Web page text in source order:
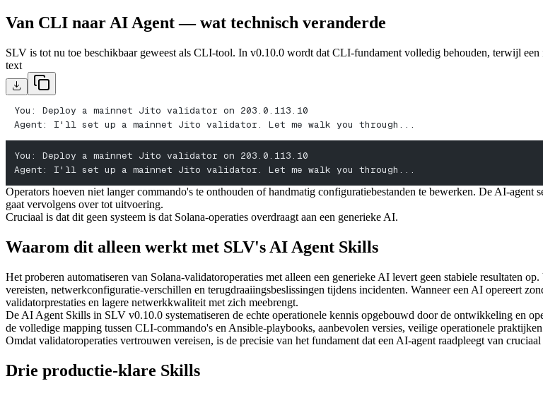
Van CLI naar AI Agent — wat technisch veranderde
SLV is tot nu toe beschikbaar geweest als CLI-tool. In v0.10.0 wordt dat CLI-fundament volledig behouden, terwijl een
text
You: Deploy a mainnet Jito validator on 203.0.113.10
Agent: I'll set up a mainnet Jito validator. Let me walk you through...
You: Deploy a mainnet Jito validator on 203.0.113.10
Agent: I'll set up a mainnet Jito validator. Let me walk you through...
Operators hoeven niet langer commando's te onthouden of handmatig configuratiebestanden te bewerken. De AI-
gaat vervolgens over tot uitvoering.
Cruciaal is dat dit geen systeem is dat Solana-operaties overdraagt aan een generieke AI.
Waarom dit alleen werkt met SLV's AI Agent Skills
Het proberen automatiseren van Solana-validatoroperaties met alleen een generieke AI levert geen stabiele resultaten
vereisten, netwerkconfiguratie-verschillen en terugdraaiingsbeslissingen tijdens incidenten. Wanneer een AI opereert
validatorprestaties en lagere netwerkkwaliteit met zich meebrengt.
De AI Agent Skills in SLV v0.10.0 systematiseren de echte operationele kennis opgebouwd door de ontwikkeling en
de volledige mapping tussen CLI-commando's en Ansible-playbooks, aanbevolen versies, veilige operationele
Omdat validatoroperaties vertrouwen vereisen, is de precisie van het fundament dat een AI-agent raadpleegt van
Drie productie-klare Skills